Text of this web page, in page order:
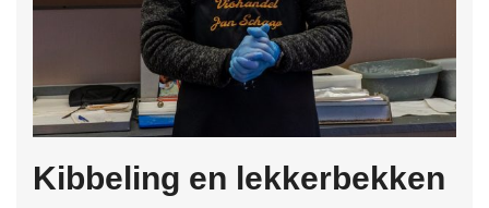
Kibbeling en lekkerbekken